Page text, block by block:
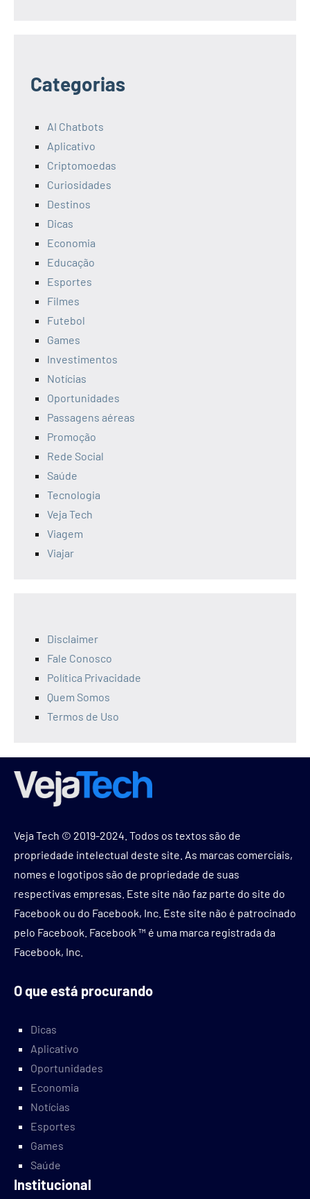
Categorias
AI Chatbots
Aplicativo
Criptomoedas
Curiosidades
Destinos
Dicas
Economia
Educação
Esportes
Filmes
Futebol
Games
Investimentos
Notícias
Oportunidades
Passagens aéreas
Promoção
Rede Social
Saúde
Tecnologia
Veja Tech
Viagem
Viajar
Disclaimer
Fale Conosco
Política Privacidade
Quem Somos
Termos de Uso
Veja Tech © 2019-2024. Todos os textos são de
propriedade intelectual deste site. As marcas comerciais,
nomes e logotipos são de propriedade de suas
respectivas empresas. Este site não faz parte do site do
Facebook ou do Facebook, Inc. Este site não é patrocinado
pelo Facebook. Facebook ™ é uma marca registrada da
Facebook, Inc.
O que está procurando
Dicas
Aplicativo
Oportunidades
Economia
Notícias
Esportes
Games
Saúde
Institucional